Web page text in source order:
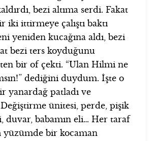
bezi altıma serdi. Fakat
iki ittirmeye çalıştı baktı
yeniden kucağına aldı, bezi
bezi ters koyduğunu
bir of çekti. “Ulan Hilmi ne
dediğini duydum. İşte o
yanardağ patladı ve
ünitesi, perde, pişik
duvar, babamın eli… Her taraf
yüzümde bir kocaman